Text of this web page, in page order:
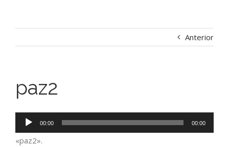
Anterior
paz2
Reproductor
de
00:00 00:00
«paz2».